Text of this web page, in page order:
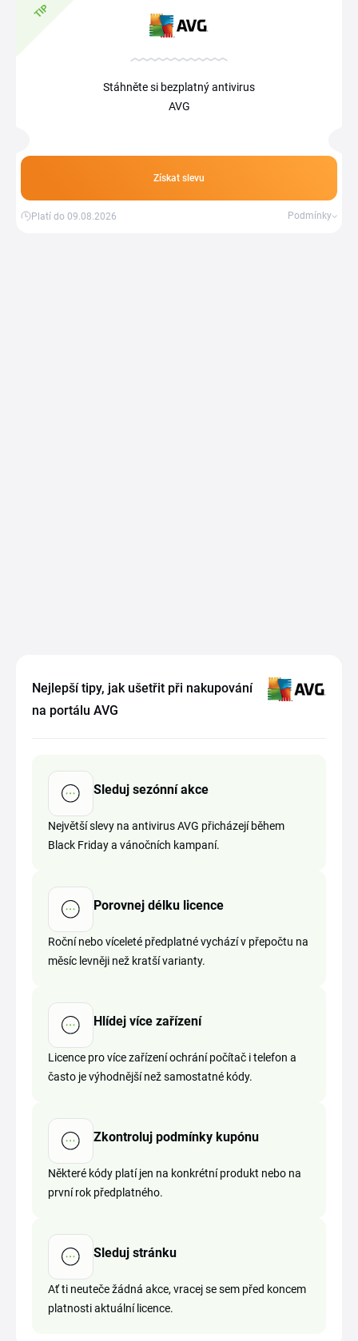
TIP
Stáhněte si bezplatný antivirus
AVG
Získat slevu
Platí do 09.08.2026 Podmínky
Nejlepší tipy, jak ušetřit při nakupování
na portálu AVG
Sleduj sezónní akce
Největší slevy na antivirus AVG přicházejí během
Black Friday a vánočních kampaní.
Porovnej délku licence
Roční nebo víceleté předplatné vychází v přepočtu na
měsíc levněji než kratší varianty.
Hlídej více zařízení
Licence pro více zařízení ochrání počítač i telefon a
často je výhodnější než samostatné kódy.
Zkontroluj podmínky kupónu
Některé kódy platí jen na konkrétní produkt nebo na
první rok předplatného.
Sleduj stránku
Ať ti neuteče žádná akce, vracej se sem před koncem
platnosti aktuální licence.